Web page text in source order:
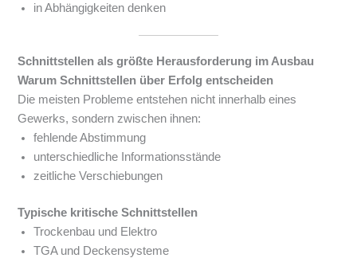
in Abhängigkeiten denken
Schnittstellen als größte Herausforderung im Ausbau
Warum Schnittstellen über Erfolg entscheiden
Die meisten Probleme entstehen nicht innerhalb eines
Gewerks, sondern zwischen ihnen:
fehlende Abstimmung
unterschiedliche Informationsstände
zeitliche Verschiebungen
Typische kritische Schnittstellen
Trockenbau und Elektro
TGA und Deckensysteme